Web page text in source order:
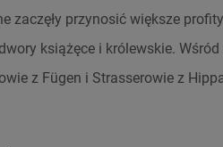
zaczęły przynosić większe
książęce i królewskie.
z Fügen i Strasserowie z